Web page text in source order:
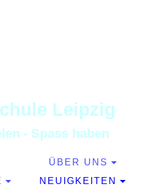
Leipzig
- Spass haben
ÜBER UNS
NEUIGKEITEN